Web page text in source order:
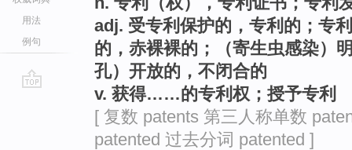
用法
例句
adj. 受专利保护的，专利的；专
的，赤裸裸的；（寄生虫感染）
孔）开放的，不闭合的
v. 获得……的专利权；授予专利
[ 复数 patents 第三人称单数
patented 过去分词 patented ]